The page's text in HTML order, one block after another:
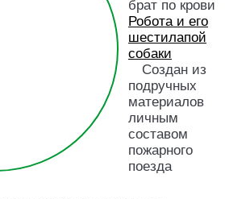
брат по крови
Робота и его
шестилапой
собаки
Создан из
подручных
материалов
личным
составом
пожарного
поезда